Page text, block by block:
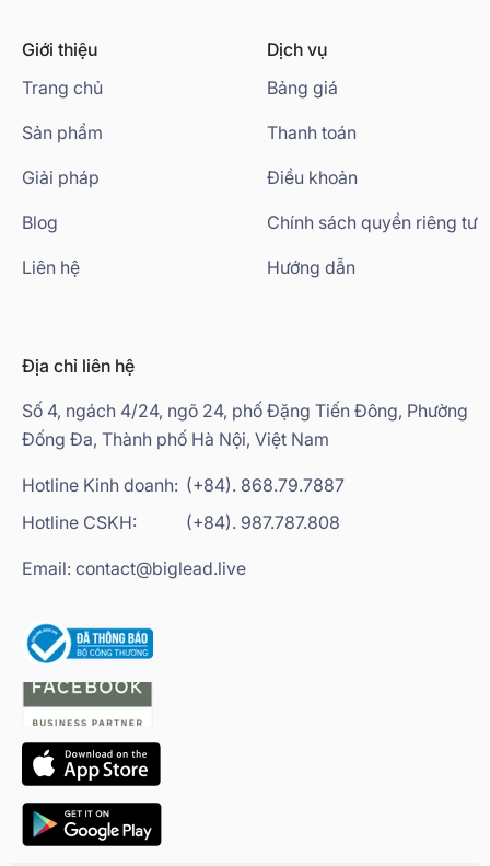
Giới thiệu
Trang chủ
Sản phẩm
Giải pháp
Blog
Liên hệ
Dịch vụ
Bảng giá
Thanh toán
Điều khoản
Chính sách quyền riêng tư
Hướng dẫn
Địa chỉ liên hệ
Số 4, ngách 4/24, ngõ 24, phố Đặng Tiến Đông, Phường
Đống Đa, Thành phố Hà Nội, Việt Nam
Hotline Kinh doanh: (+84). 868.79.7887
Hotline CSKH:
(+84). 987.787.808
Email: contact@biglead.live